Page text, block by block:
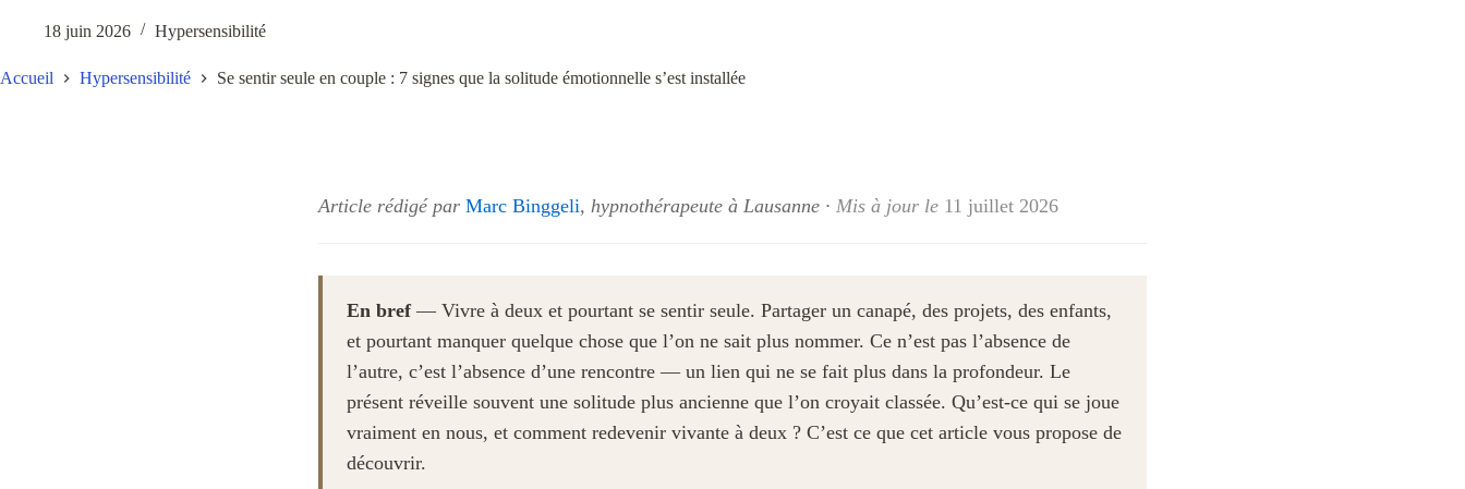
18 juin 2026 Hypersensibilité
Accueil Hypersensibilité Se sentir seule en couple : 7 signes que la solitude émotionnelle s’est installée
Article rédigé par Marc Binggeli, hypnothérapeute à Lausanne · Mis à jour le 11 juillet 2026
En bref— Vivre à deux et pourtant se sentir seule. Partager un canapé, des projets, des enfants,
et pourtant manquer quelque chose que l’on ne sait plus nommer. Ce n’est pas l’absence de
l’autre, c’est l’absence d’une rencontre — un lien qui ne se fait plus dans la profondeur. Le
présent réveille souvent une solitude plus ancienne que l’on croyait classée. Qu’est-ce qui se joue
vraiment en nous, et comment redevenir vivante à deux ? C’est ce que cet article vous propose de
découvrir.